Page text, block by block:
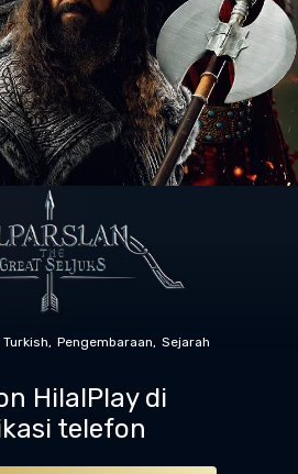
Turkish Pengembaraan Sejarah
HilalPlay di
telefon